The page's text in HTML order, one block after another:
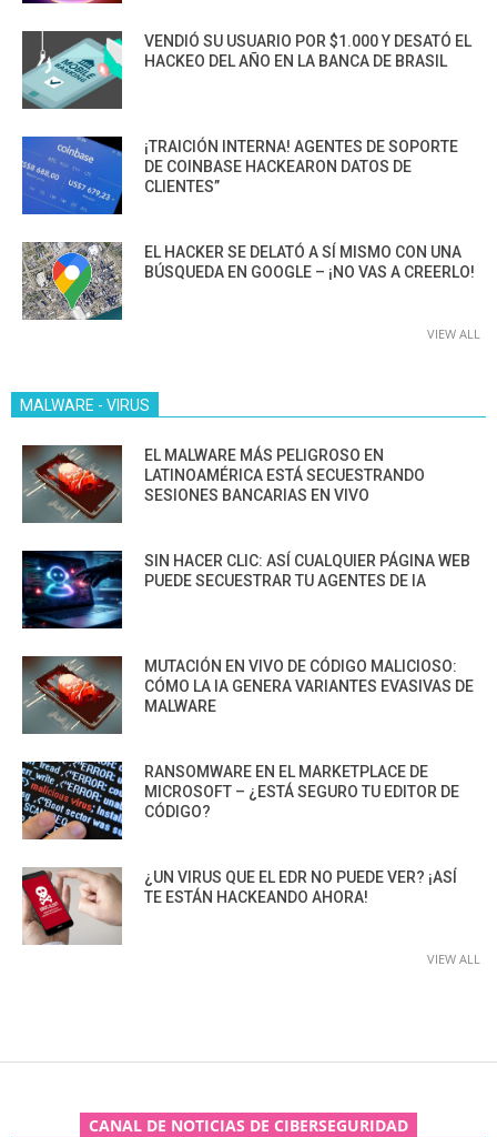
VENDIÓ SU USUARIO POR $1.000 Y DESATÓ EL
HACKEO DEL AÑO EN LA BANCA DE BRASIL
¡TRAICIÓN INTERNA! AGENTES DE SOPORTE
DE COINBASE HACKEARON DATOS DE
CLIENTES”
EL HACKER SE DELATÓ A SÍ MISMO CON UNA
BÚSQUEDA EN GOOGLE – ¡NO VAS A CREERLO!
VIEW ALL
MALWARE - VIRUS
EL MALWARE MÁS PELIGROSO EN
LATINOAMÉRICA ESTÁ SECUESTRANDO
SESIONES BANCARIAS EN VIVO
SIN HACER CLIC: ASÍ CUALQUIER PÁGINA WEB
PUEDE SECUESTRAR TU AGENTES DE IA
MUTACIÓN EN VIVO DE CÓDIGO MALICIOSO:
CÓMO LA IA GENERA VARIANTES EVASIVAS DE
MALWARE
RANSOMWARE EN EL MARKETPLACE DE
MICROSOFT – ¿ESTÁ SEGURO TU EDITOR DE
CÓDIGO?
¿UN VIRUS QUE EL EDR NO PUEDE VER? ¡ASÍ
TE ESTÁN HACKEANDO AHORA!
VIEW ALL
CANAL DE NOTICIAS DE CIBERSEGURIDAD